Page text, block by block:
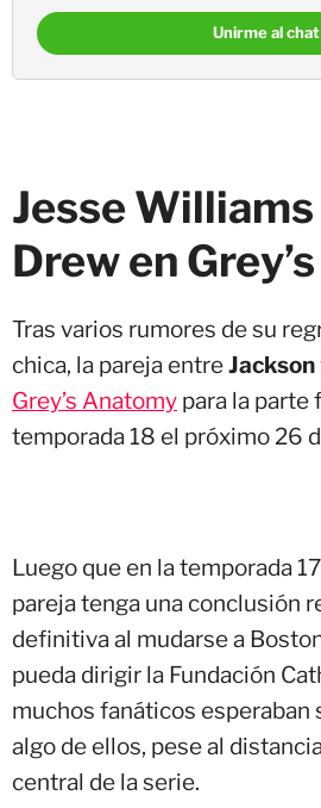
Unirme al chat
Jesse Williams
Drew en
Tras varios rumores de su
chica, la pareja entreJackson
Grey’s Anatomy para la parte
temporada 18 el próximo 26
Luego que en la temporada
pareja tenga una conclusión
definitiva al mudarse a
pueda dirigir la Fundación
muchos fanáticos esperaban
algo de ellos, pese al
central de la serie.